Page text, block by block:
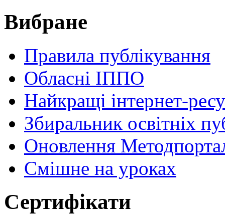
Вибране
Правила публікування
Обласні ІППО
Найкращі інтернет-
Збиральник освітніх
Оновлення
Cмішне на уроках
Сертифікати